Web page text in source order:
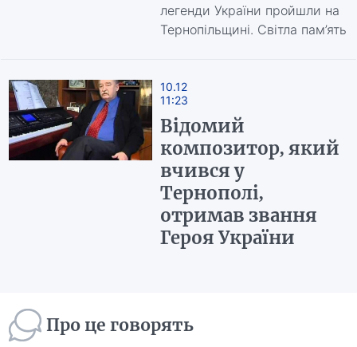
легенди України пройшли на
Тернопільщині. Світла пам’ять
10.12
11:23
Відомий
композитор, який
вчився у
Тернополі,
отримав звання
Героя України
Про це говорять